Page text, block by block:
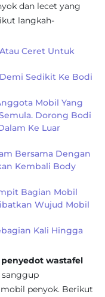
dan lecet yang
langkah-
Ceret Untuk
Sedikit Ke Bodi
Mobil Yang
Dorong Bodi
Ke Luar
Bersama Dengan
Kembali Body
Bagian Mobil
Wujud Mobil
Kali Hingga
wastafel
sanggup
penyok. Berikut